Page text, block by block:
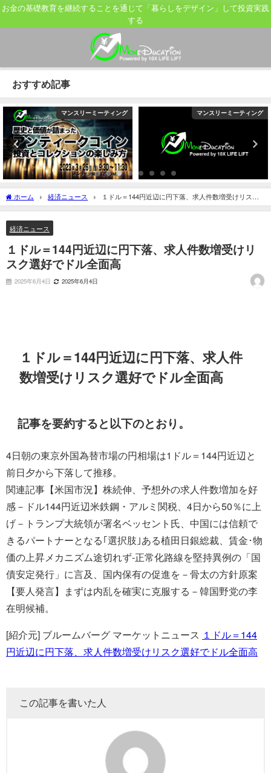
お金の基礎教育を継続することを通じて「暮らしをデザイン」して投資実践
する
おすすめ記事
マンスリーミーティング マンスリーミーティング
ホーム 経済ニュース
１ドル＝144円近辺に円下落、求人件数増受けリスク
選好でドル全面高
経済ニュース
１ドル＝144円近辺に円下落、求人件数増受けリ
スク選好でドル全面高
2025年6月4日 2025年6月4日
１ドル＝144円近辺に円下落、求人件
数増受けリスク選好でドル全面高
記事を要約すると以下のとおり。
4日朝の東京外国為替市場の円相場は1ドル＝144円近辺と
前日夕から下落して推移。
関連記事【米国市況】株続伸、予想外の求人件数増加を好
感－ドル144円近辺米鉄鋼・アルミ関税、4日から50％に上
げ－トランプ大統領が署名ベッセント氏、中国には信頼で
きるパートナーとなる｢選択肢｣ある植田日銀総裁、賃金･物
価の上昇メカニズム途切れず-正常化路線を堅持異例の「国
債安定発行」に言及、国内保有の促進を－骨太の方針原案
【要人発言】まずは内乱を確実に克服する－韓国野党の李
在明候補。
[紹介元] ブルームバーグ マーケットニュース １ドル＝144
円近辺に円下落、求人件数増受けリスク選好でドル全面高
この記事を書いた人